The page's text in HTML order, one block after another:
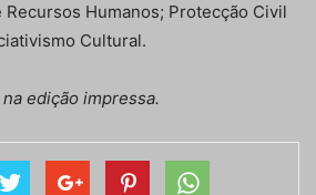
Humanos; Protecção Civil
Cultural.
edição impressa.